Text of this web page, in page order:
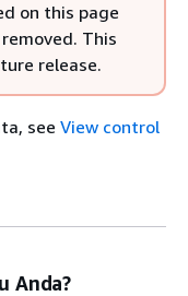
on this page
This
release.
see View control
Anda?